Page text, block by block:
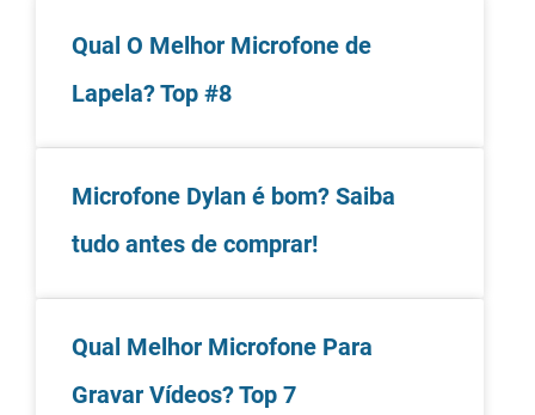
Qual O Melhor Microfone de
Lapela? Top #8
Microfone Dylan é bom? Saiba
tudo antes de comprar!
Qual Melhor Microfone Para
Gravar Vídeos? Top 7